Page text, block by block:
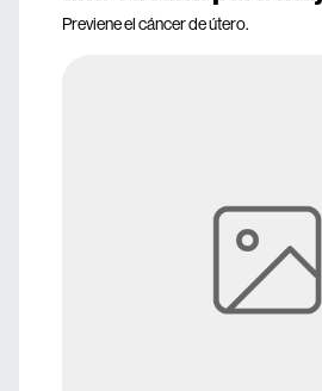
Previene el cáncer de útero.